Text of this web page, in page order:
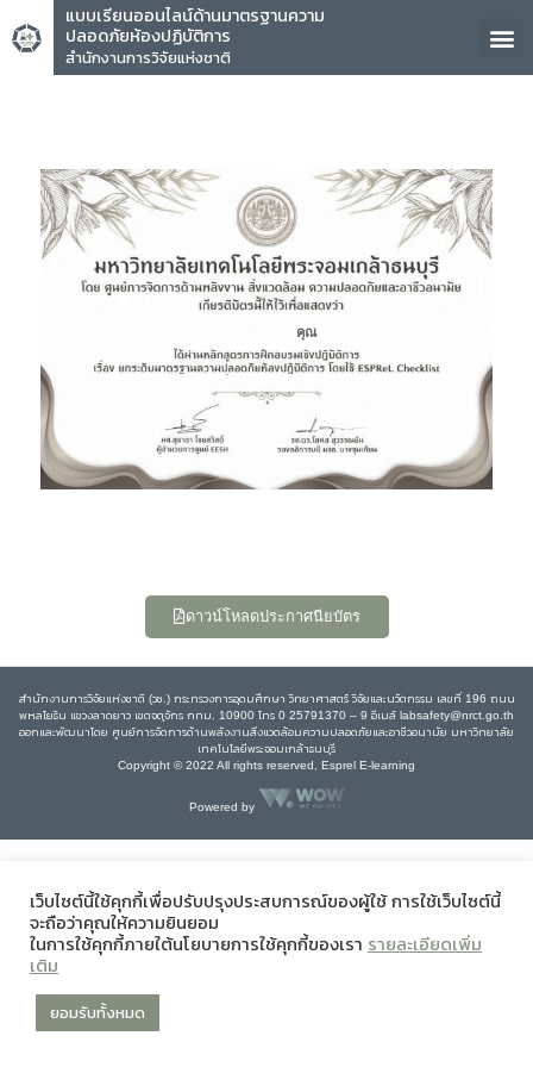
แบบเรียนออนไลน์ด้านมาตรฐานความ
ปลอดภัยห้องปฏิบัติการ
สำนักงานการวิจัยแห่งชาติ
คุณ
ดาวน์โหลดประกาศนียบัตร
สำนักงานการวิจัยแห่งชาติ (วช.) กระทรวงการอุดมศึกษา วิทยาศาสตร์ วิจัยและนวัตกรรม เลขที่ 196 ถนน
พหลโยธิน แขวงลาดยาว เขตจตุจักร กทม. 10900 โทร 0 25791370 – 9 อีเมล์ labsafety@nrct.go.th
ออกและพัฒนาโดย ศูนย์การจัดการด้านพลังงานสิ่งแวดล้อมความปลอดภัยและอาชีวอนามัย มหาวิทยาลัย
เทคโนโลยีพระจอมเกล้าธนบุรี
Copyright © 2022 All rights reserved, Esprel E-learning
Powered by
เว็บไซต์นี้ใช้คุกกี้เพื่อปรับปรุงประสบการณ์ของผู้ใช้ การใช้เว็บไซต์นี้
จะถือว่าคุณให้ความยินยอม
ในการใช้คุกกี้ภายใต้นโยบายการใช้คุกกี้ของเรา รายละเอียดเพิ่ม
เติม
ยอมรับทั้งหมด